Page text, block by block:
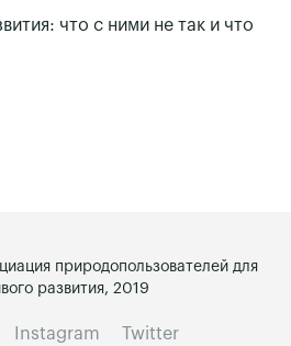
что с ними не так и что
природопользователей для
развития, 2019
Instagram Twitter